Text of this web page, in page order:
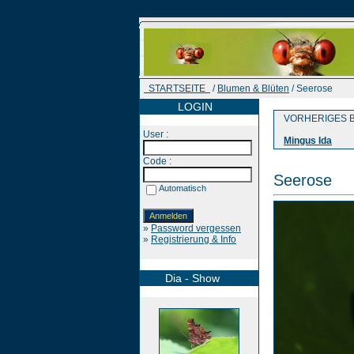
STARTSEITE / Blumen & Blüten / Seerose
LOGIN
User :
Code :
Automatisch
» Password vergessen
» Registrierung & Info
Dia - Show
VORHERIGES
Mingus Ida
Seerose